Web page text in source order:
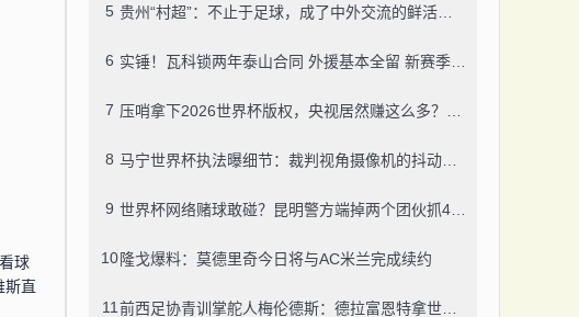
球
斯直
5
6
7
8
9
10隆戈爆料：莫德里奇今日将与AC米兰完成续约
11